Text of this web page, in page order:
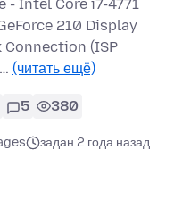
- Intel Core i7-4771
210 Display
(ISP
(читать ещё)
5 380
задан 2 года назад